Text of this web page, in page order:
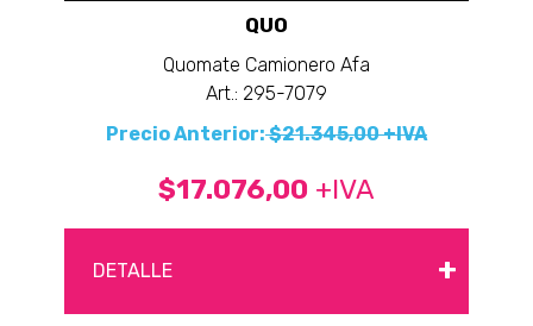
QUO
Quomate Camionero Afa
Art.: 295-7079
Precio Anterior:$21.345,00 +IVA
$17.076,00 +IVA
DETALLE +